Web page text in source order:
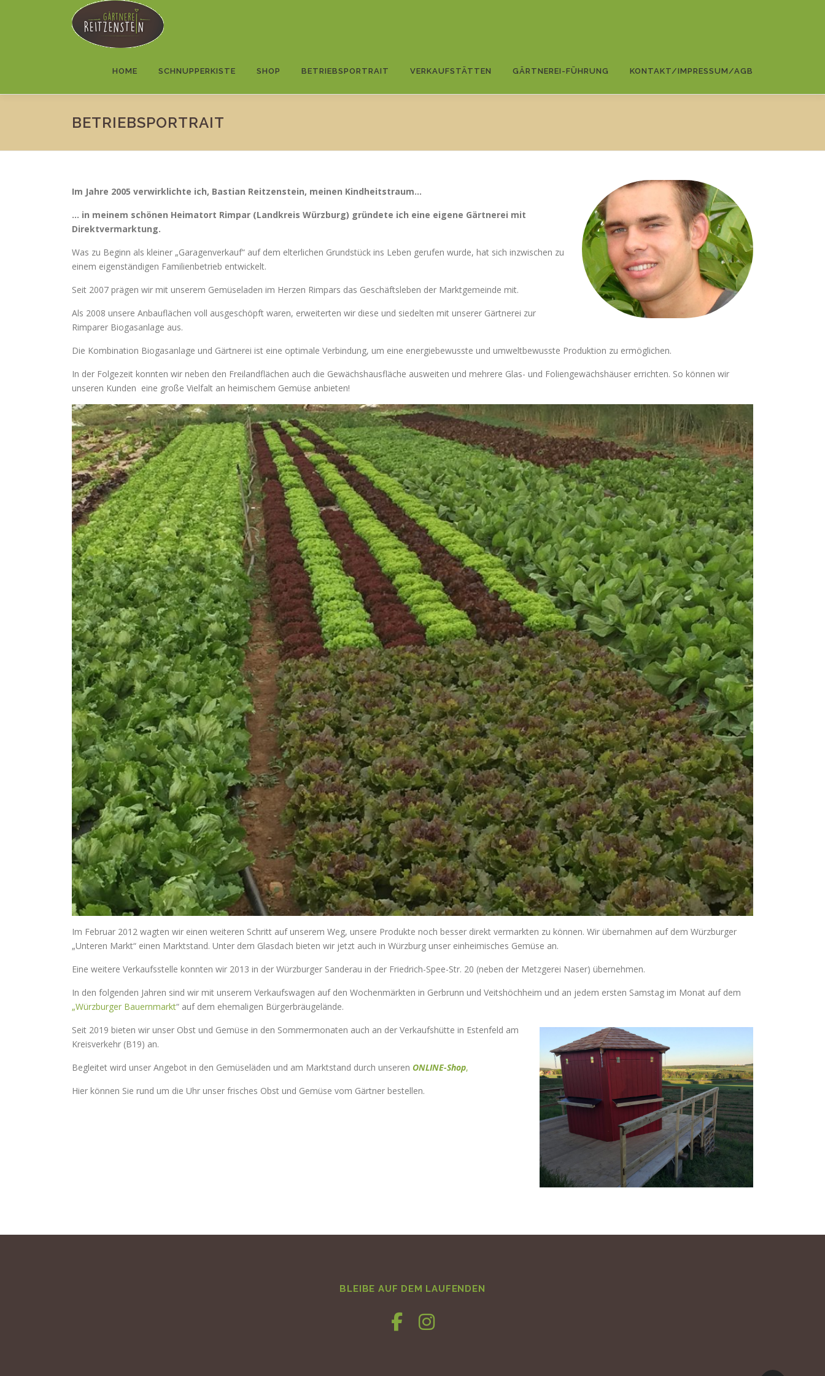
HOME SCHNUPPERKISTE SHOP BETRIEBSPORTRAIT VERKAUFSTÄTTEN GÄRTNEREI-FÜHRUNG KONTAKT/IMPRESSUM/AGB
BETRIEBSPORTRAIT
Im Jahre 2005 verwirklichte ich, Bastian Reitzenstein, meinen Kindheitstraum…
… in meinem schönen Heimatort Rimpar (Landkreis Würzburg) gründete ich eine eigene Gärtnerei mit
Direktvermarktung.
Was zu Beginn als kleiner „Garagenverkauf“ auf dem elterlichen Grundstück ins Leben gerufen wurde, hat sich inzwischen zu
einem eigenständigen Familienbetrieb entwickelt.
Seit 2007 prägen wir mit unserem Gemüseladen im Herzen Rimpars das Geschäftsleben der Marktgemeinde mit.
Als 2008 unsere Anbauflächen voll ausgeschöpft waren, erweiterten wir diese und siedelten mit unserer Gärtnerei zur
Rimparer Biogasanlage aus.
Die Kombination Biogasanlage und Gärtnerei ist eine optimale Verbindung, um eine energiebewusste und umweltbewusste Produktion zu ermöglichen.
In der Folgezeit konnten wir neben den Freilandflächen auch die Gewächshausfläche ausweiten und mehrere Glas- und Foliengewächshäuser errichten. So können wir
unseren Kunden eine große Vielfalt an heimischem Gemüse anbieten!
Im Februar 2012 wagten wir einen weiteren Schritt auf unserem Weg, unsere Produkte noch besser direkt vermarkten zu können. Wir übernahmen auf dem Würzburger
„Unteren Markt“ einen Marktstand. Unter dem Glasdach bieten wir jetzt auch in Würzburg unser einheimisches Gemüse an.
Eine weitere Verkaufsstelle konnten wir 2013 in der Würzburger Sanderau in der Friedrich-Spee-Str. 20 (neben der Metzgerei Naser) übernehmen.
In den folgenden Jahren sind wir mit unserem Verkaufswagen auf den Wochenmärkten in Gerbrunn und Veitshöchheim und an jedem ersten Samstag im Monat auf dem
„Würzburger Bauernmarkt“ auf dem ehemaligen Bürgerbräugelände.
Seit 2019 bieten wir unser Obst und Gemüse in den Sommermonaten auch an der Verkaufshütte in Estenfeld am
Kreisverkehr (B19) an.
Begleitet wird unser Angebot in den Gemüseläden und am Marktstand durch unseren ONLINE-Shop,
Hier können Sie rund um die Uhr unser frisches Obst und Gemüse vom Gärtner bestellen.
BLEIBE AUF DEM LAUFENDEN